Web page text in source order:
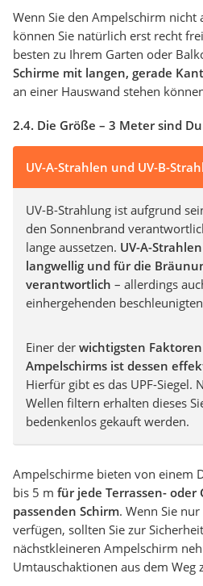
Wenn Sie den Ampelschirm nicht
können Sie natürlich erst recht
besten zu Ihrem Garten oder
Schirme mit langen, gerade
an einer Hauswand stehen
2.4. Die Größe – 3 Meter sind
UV-A-Strahlen und UV-B-
UV-B-Strahlung ist aufgrund
den Sonnenbrand
lange aussetzen. UV-A-
langwellig und für die
verantwortlich – allerdings
einhergehenden
Einer der wichtigsten
Ampelschirms ist dessen
Hierfür gibt es das UPF-Siegel.
Wellen filtern erhalten dieses
bedenkenlos gekauft werden.
Ampelschirme bieten von einem
bis 5 m für jede Terrassen- oder
passenden Schirm. Wenn Sie
verfügen, sollten Sie zur
nächstkleineren Ampelschirm
Umtauschaktionen aus dem Weg